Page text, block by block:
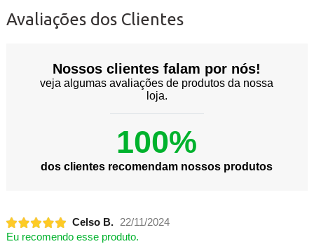
Avaliações dos Clientes
Nossos clientes falam por nós!
veja algumas avaliações de produtos da nossa
loja.
100%
dos clientes recomendam nossos produtos
Celso B. 22/11/2024
Eu recomendo esse produto.